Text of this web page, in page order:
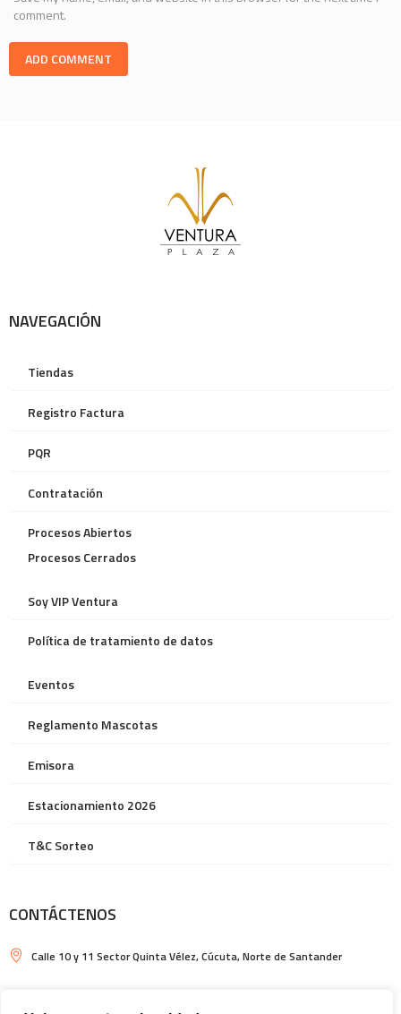
comment.
NAVEGACIÓN
Tiendas
Registro Factura
PQR
Contratación
Procesos Abiertos
Procesos Cerrados
Soy VIP Ventura
Política de tratamiento de datos
Eventos
Reglamento Mascotas
Emisora
Estacionamiento 2026
T&C Sorteo
CONTÁCTENOS
Calle 10 y 11 Sector Quinta Vélez, Cúcuta, Norte de Santander
comerciales: de lunes a jueves de 10am a 8pm, viernes y sábados de